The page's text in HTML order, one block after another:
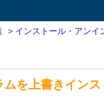
> インストール・アンイ
を上書きイン